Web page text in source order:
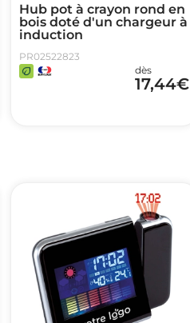
Hub pot à crayon rond en
bois doté d'un chargeur à
induction
PR02522823
dès
17,44€